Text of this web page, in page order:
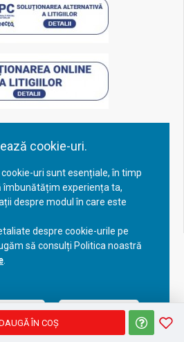
cookie-uri.
uri sunt esențiale, în timp
îmbunătățim experiența ta,
despre modul în care este
despre cookie-urile pe
să consulți Politica noastră
Configurează
ÎN COŞ
toate drepturile rezervate!